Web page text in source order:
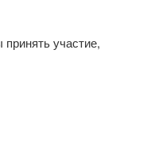
участие,